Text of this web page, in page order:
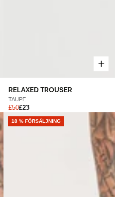
RELAXED TROUSER
TAUPE
£50£23
NEW
18 % FÖRSÄLJNING